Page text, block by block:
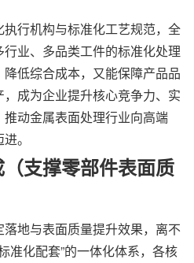
行机构与标准化工艺规范，全
业、多品类工件的标准化处理
低综合成本，又能保障产品品
成为企业提升核心竞争力、实
动金属表面处理行业向高端
。
支撑零部件表面质
地与表面质量提升效果，离不
准化配套”的一体化体系，各核